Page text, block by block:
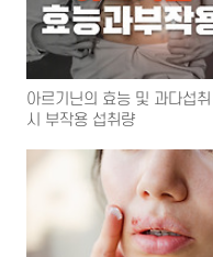
아르기닌의 효능 및 과다섭취
시 부작용 섭취량